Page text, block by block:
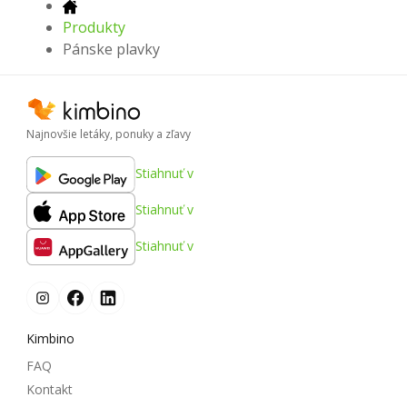
Produkty
Pánske plavky
Najnovšie letáky, ponuky a zľavy
Stiahnuť v
Stiahnuť v
Stiahnuť v
Kimbino
FAQ
Kontakt